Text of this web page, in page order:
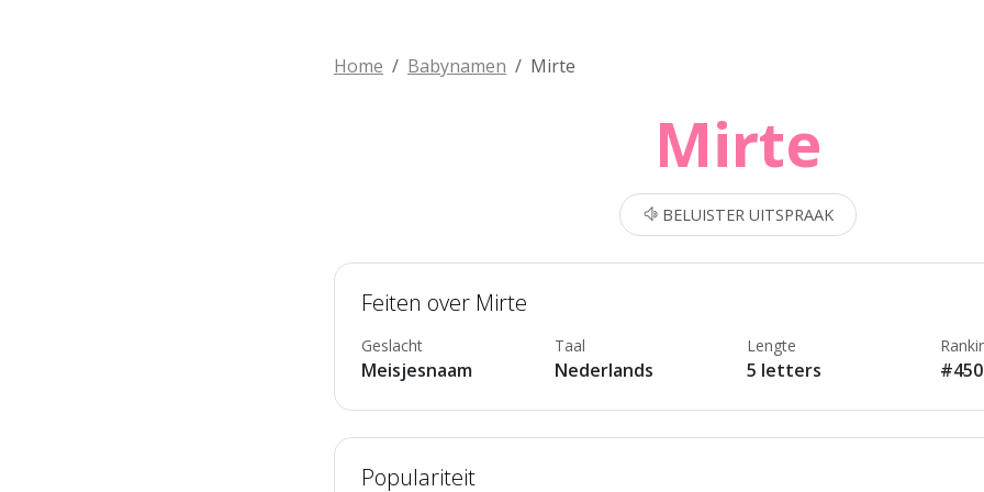
Home Babynamen Mirte
Mirte
BELUISTER UITSPRAAK
Feiten over Mirte
Geslacht
Meisjesnaam
Taal
Nederlands
Lengte
5 letters #450
Populariteit